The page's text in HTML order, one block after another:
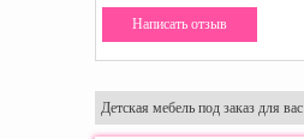
Написать отзыв
Детская мебель под заказ для вас